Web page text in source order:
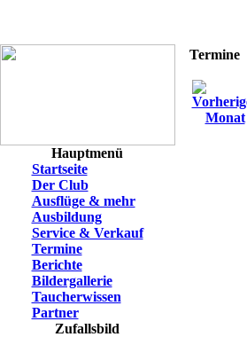
Hauptmenü
Startseite
Der Club
Ausflüge & mehr
Ausbildung
Service & Verkauf
Termine
Berichte
Bildergallerie
Taucherwissen
Partner
Zufallsbild
Termine